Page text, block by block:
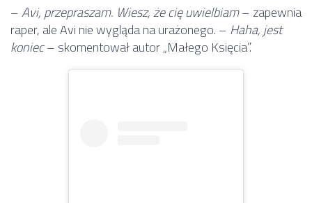
–Avi, przepraszam. Wiesz, że cię uwielbiam– zapewnia
raper, ale Avi nie wygląda na urażonego. –Haha, jest
koniec– skomentował autor „Małego Księcia”.